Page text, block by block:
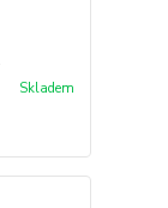
Skladem